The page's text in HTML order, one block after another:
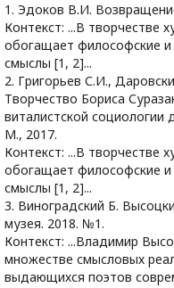
1. Эдоков В.И.
Контекст: ...В творчестве
обогащает философские
смыслы [1, 2]...
2. Григорьев С.И.,
Творчество Бориса
виталистской социологии
М., 2017.
Контекст: ...В творчестве
обогащает философские
смыслы [1, 2]...
3. Виноградский Б.
музея. 2018. №1.
Контекст: ...Владимир
множестве смысловых
выдающихся поэтов